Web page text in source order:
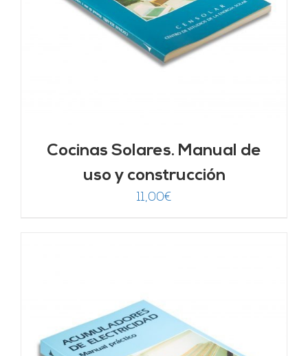
Cocinas Solares. Manual de
uso y construcción
11,00€